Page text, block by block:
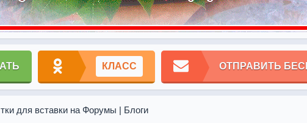
КЛАСС ОТПРАВИТЬ
для вставки на Форумы | Блоги